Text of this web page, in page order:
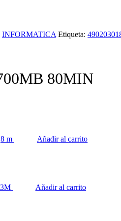
INFORMATICA Etiqueta:
80MIN
Añadir al carrito
Añadir al carrito